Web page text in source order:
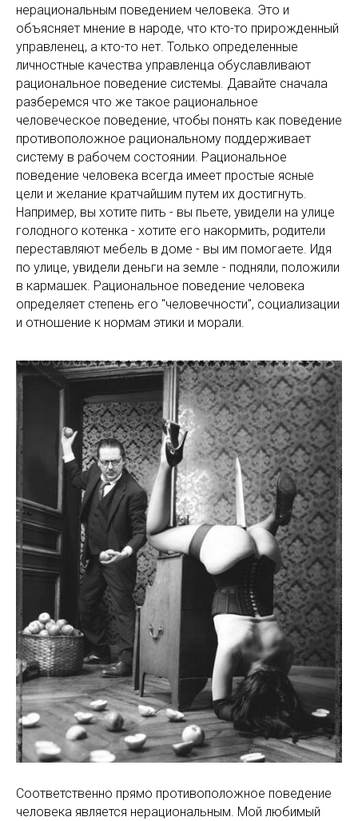
нерациональным поведением человека. Это и
объясняет мнение в народе, что кто-то прирожденный
управленец, а кто-то нет. Только определенные
личностные качества управленца обуславливают
рациональное поведение системы. Давайте сначала
разберемся что же такое рациональное
человеческое поведение, чтобы понять как поведение
противоположное рациональному поддерживает
систему в рабочем состоянии. Рациональное
поведение человека всегда имеет простые ясные
цели и желание кратчайшим путем их достигнуть.
Например, вы хотите пить - вы пьете, увидели на улице
голодного котенка - хотите его накормить, родители
переставляют мебель в доме - вы им помогаете. Идя
по улице, увидели деньги на земле - подняли, положили
в кармашек. Рациональное поведение человека
определяет степень его "человечности", социализации
и отношение к нормам этики и морали.
Соответственно прямо противоположное поведение
человека является нерациональным. Мой любимый